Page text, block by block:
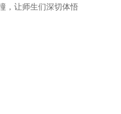
，让师生们深切体悟